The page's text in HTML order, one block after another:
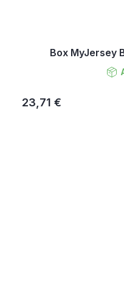
Box MyJersey
23,71 €